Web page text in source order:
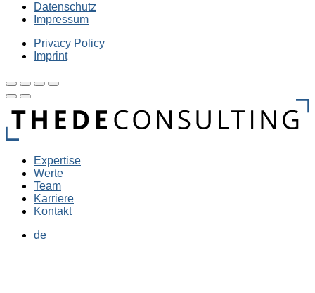
Datenschutz
Impressum
Privacy Policy
Imprint
Expertise
Werte
Team
Karriere
Kontakt
de